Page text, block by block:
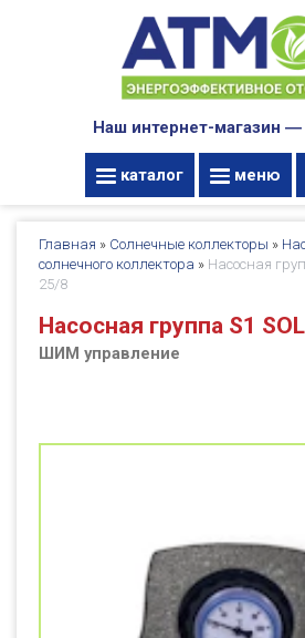
Наш интернет-магазин ―
каталог меню
Главная » Солнечные коллекторы »
солнечного коллектора » Насосная
25/8
Насосная группа S1
ШИМ управление